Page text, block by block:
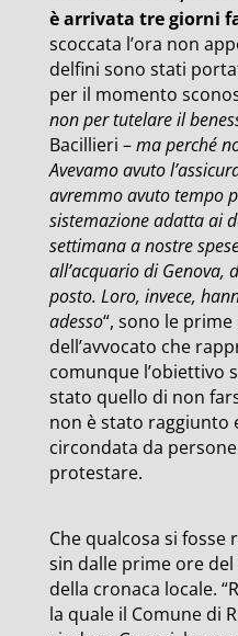
è arrivata tre giorni
scoccata l’ora non
delfini sono stati
per il momento
non per tutelare il
Bacillieri –ma perché
Avevamo avuto
avremmo avuto tempo
sistemazione adatta ai
settimana a nostre
all’acquario di Genova,
posto. Loro, invece,
adesso“, sono le
dell’avvocato che
comunque l’obiettivo
stato quello di non
non è stato raggiunto
circondata da
protestare.
Che qualcosa si
sin dalle prime ore
della cronaca locale.
la quale il Comune di